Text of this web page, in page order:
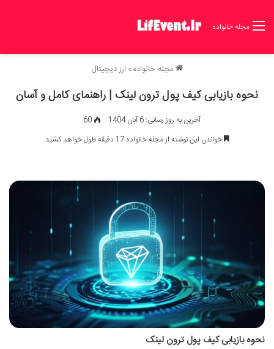
مجله خانواده
مجله خانواده» ارز دیجیتال
نحوه بازیابی کیف پول ترون لینک | راهنمای کامل و آسان
آخرین به روز رسانی: 6 آبان 1404
60
خواندن این نوشته از مجله خانواده 17 دقیقه طول خواهد کشید
نحوه بازیابی کیف پول ترون لینک